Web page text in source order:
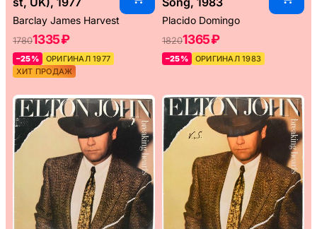
Barclay James Harvest
17801335 ₽
–25%
ОРИГИНАЛ 1977
ХИТ ПРОДАЖ
Placido Domingo
18201365 ₽
–25% ОРИГИНАЛ 1983